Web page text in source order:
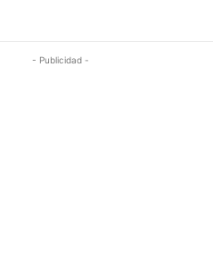
- Publicidad -